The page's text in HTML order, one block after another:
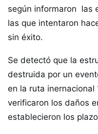
según informaron las
las que intentaron
sin éxito.
Se detectó que la
destruida por un
en la ruta inernacional
verificaron los daños
establecieron los